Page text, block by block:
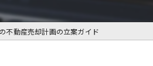
不動産売却計画の立案ガイド